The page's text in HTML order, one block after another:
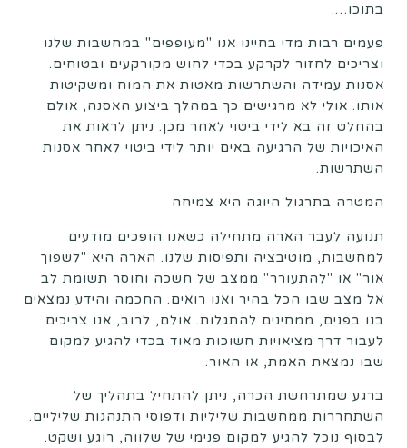
בתוכו….
פעמים רבות מדי בחיינו אנו "מעופפים" במחשבות שלנו
וצריכים לחזור לקרקע בכדי לחוש מקורקעים ובטוחים.
אסנות עמידה והשתרשות מאטות את המוח ומשקיטות
אותו. אולי לא מרגישים כך במהלך ביצוע האסנה, אולם
בהחלט זה בא לידי ביטוי לאחר מכן. ניתן לראות את
האיכויות של הרגיעה באים יותר לידי ביטוי לאחר אסנות
השתרשות.
המטרה בתרגול היוגה היא צמיחה
תנועה לעבר הארה מתחילה כשאנו הופכים מודעים
למחשבות, מוטיבציה ותפיסות שלנו. הארה היא "לשפוך
אור" או "להתעורר" ממצב של חשכה וחוסר תשומת לב
אל מצב שבו הכל בהיר ואנו רואים. החכמה והידע נמצאים
בנו בפנים, ממתינים להתגלות. אולם, לרוב, אנו צריכים
לעבור דרך מציאויות חשוכות מאוד בכדי להגיע למקום
שבו נמצאת האמת, או האור.
ברגע שמתרחשת הכרה, ניתן להתחיל בתהליך של
השתחררות ממחשבות שליליות ודפוסי התנהגות שליליים.
לבסוף נוכל להגיע למקום פנימי של שלווה, רוגע ושקט.